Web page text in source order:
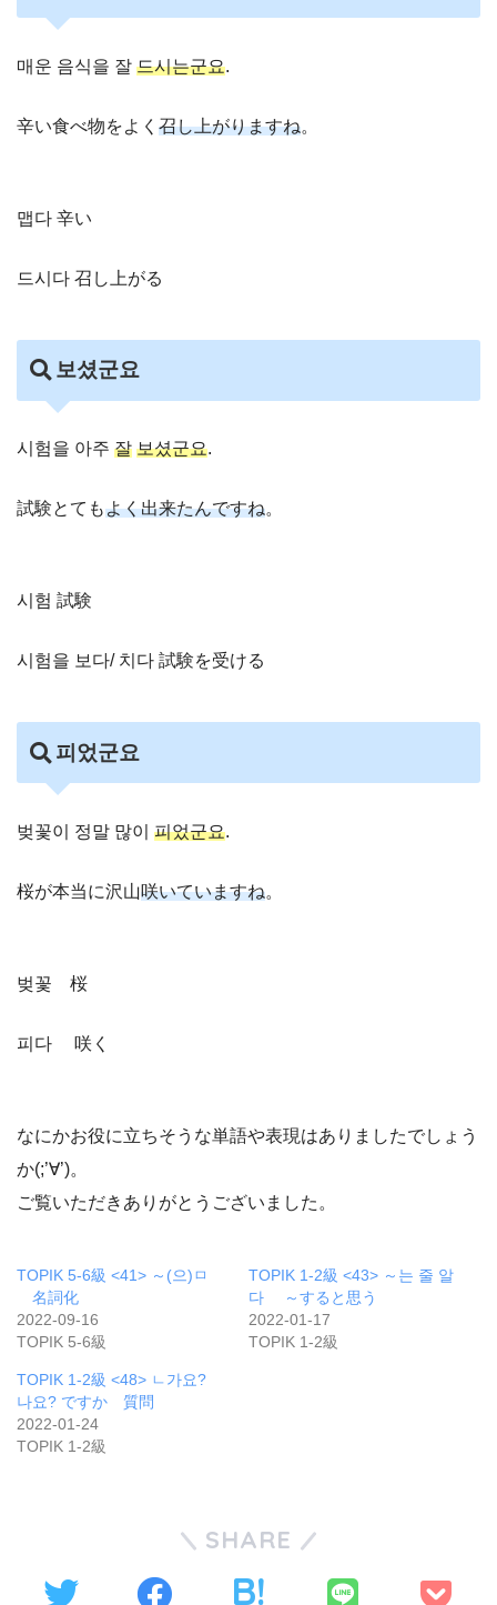
매운 음식을 잘 드시는군요.
辛い食べ物をよく 召し上がりますね。
맵다 辛い
드시다 召し上がる
보셨군요
시험을 아주 잘 보셨군요.
試験とてもよく出来たんですね。
시험 試験
시험을 보다/ 치다 試験を受ける
피었군요
벚꽃이 정말 많이 피었군요.
桜が本当に沢山咲いていますね。
벚꽃 桜
피다 咲く
なにかお役に立ちそうな単語や表現はありましたでしょう
か(;’∀’)。
ご覧いただきありがとうございました。
TOPIK 5-6級 <41> ～(으)ㅁ
名詞化
2022-09-16
TOPIK 5-6級
TOPIK 1-2級 <43> ～는 줄 알
다 ～すると思う
2022-01-17
TOPIK 1-2級
TOPIK 1-2級 <48> ㄴ가요?
나요? ですか 質問
2022-01-24
TOPIK 1-2級
SHARE